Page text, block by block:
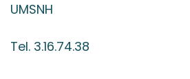
UMSNH
Tel. 3.16.74.38